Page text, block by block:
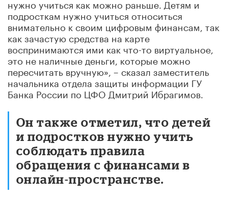
нужно учиться как можно раньше. Детям и
подросткам нужно учиться относиться
внимательно к своим цифровым финансам, так
как зачастую средства на карте
воспринимаются ими как что-то виртуальное,
это не наличные деньги, которые можно
пересчитать вручную», – сказал заместитель
начальника отдела защиты информации ГУ
Банка России по ЦФО Дмитрий Ибрагимов.
Он также отметил, что детей
и подростков нужно учить
соблюдать правила
обращения с финансами в
онлайн-пространстве.